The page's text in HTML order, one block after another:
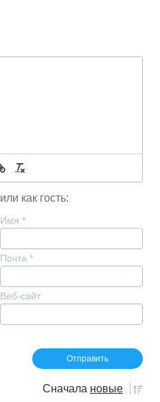
или как гость:
Имя *
Почта *
Веб-сайт
Сначала новые